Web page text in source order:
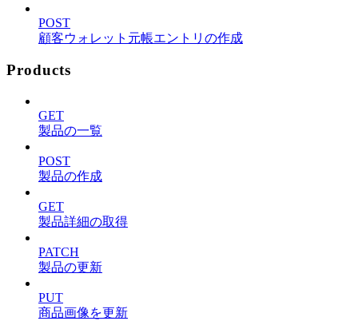
POST
顧客ウォレット元帳エントリの作成
Products
GET
製品の一覧
POST
製品の作成
GET
製品詳細の取得
PATCH
製品の更新
PUT
商品画像を更新